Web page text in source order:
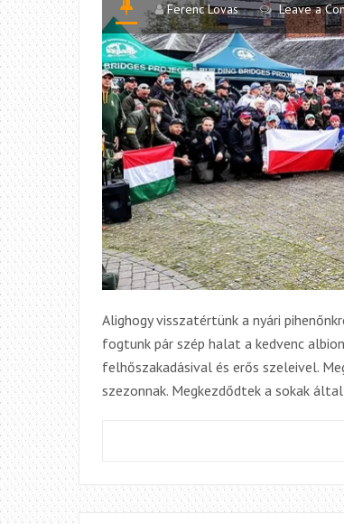
Ferenc Lovas Leave a
Alighogy visszatértünk a nyári
fogtunk pár szép halat a kedvenc
felhőszakadásival és erős szeleivel.
szezonnak. Megkezdődtek a sokak